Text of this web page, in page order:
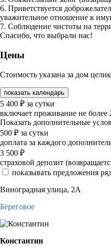
6. Приветствуется
уважительное отношение к
7. Соблюдение чистоты на
Спасибо, что выбрали нас!
Цены
Стоимость указана за дом
показать календарь
5 400 ₽ за сутки
включает проживание не более
Показать дополнительные
500 ₽ за сутки
доплата за каждого
3 500 ₽
страховой депозит
показывать предложения
Виноградная улица, 2А
Береговое
Константин